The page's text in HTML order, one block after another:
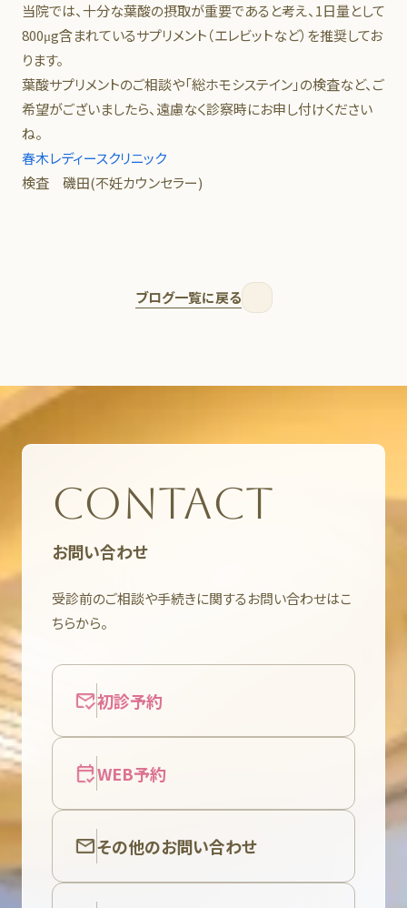
当院では、十分な葉酸の摂取が重要であると考え、1日量として
800μg含まれているサプリメント（エレビットなど）を推奨してお
ります。
葉酸サプリメントのご相談や「総ホモシステイン」の検査など、ご
希望がございましたら、遠慮なく診察時にお申し付けください
ね。
春木レディースクリニック
検査 磯田(不妊カウンセラー)
ブログ一覧に戻る
CONTACT
お問い合わせ
受診前のご相談や手続きに関するお問い合わせはこ
ちらから。
初診予約
WEB予約
その他のお問い合わせ